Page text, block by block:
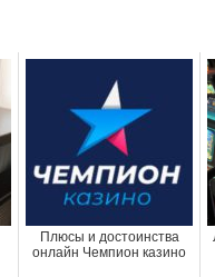
Плюсы и достоинства
онлайн Чемпион казино